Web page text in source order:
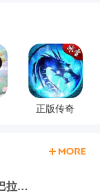
正版传奇
魔兽世界wlk阿奴巴拉克怎么打 wlk阿奴巴拉克机制与打法